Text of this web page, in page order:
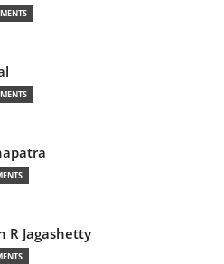
R Jagashetty